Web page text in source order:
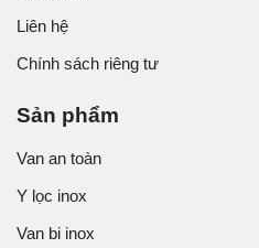
Liên hệ
Chính sách riêng tư
Sản phẩm
Van an toàn
Y lọc inox
Van bi inox